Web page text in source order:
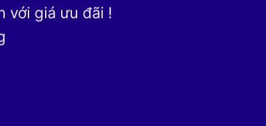
với giá ưu đãi !